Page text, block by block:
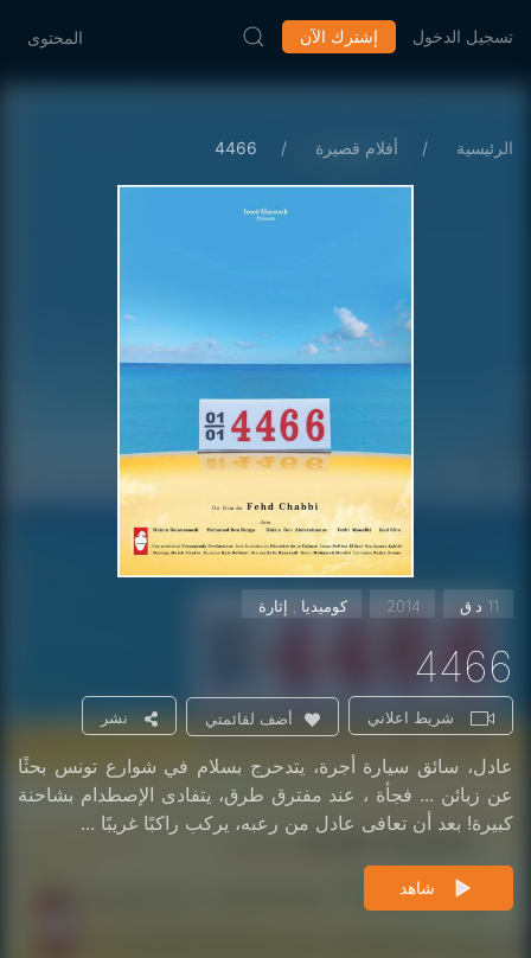
المحتوى إشترك الآن تسجيل الدخول
الرئيسية أفلام قصيرة
2014 كوميديا , إثارة
4466
شريط اعلاني أضف لقائمتي نشر
عادل، سائق سيارة أجرة، يتدحرج بسلام في شوارع تونس بحثًا
عن زبائن ... فجأة ، عند مفترق طرق، يتفادى الإصطدام بشاحنة
كبيرة! بعد أن تعافى عادل من رعبه، يركب راكبًا غريبًا ...
شاهد